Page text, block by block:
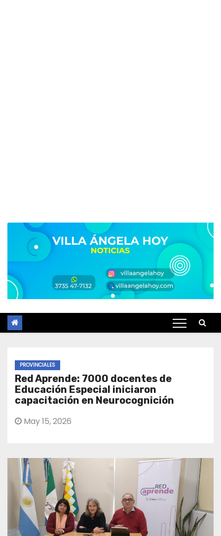
PROVINCIALES
Red Aprende: 7000 docentes de
Educación Especial iniciaron
capacitación en Neurocognición
May 15, 2026